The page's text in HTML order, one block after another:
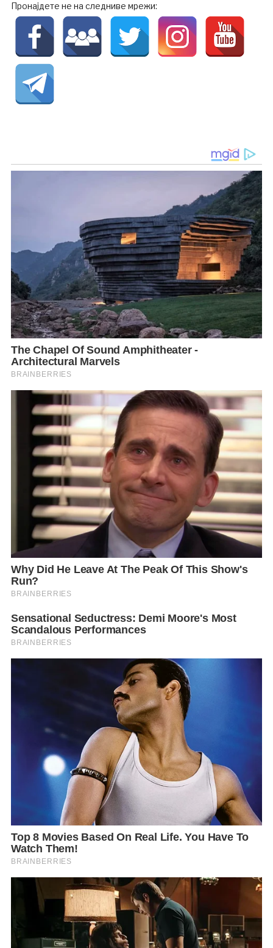
Пронајдете не на следниве мрежи: